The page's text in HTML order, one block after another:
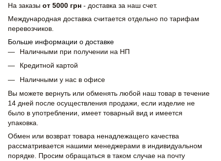
На заказы от 5000 грн - доставка за наш счет.
Международная доставка считается отдельно по тарифам
перевозчиков.
Больше информации о доставке
Наличными при получении на НП
Кредитной картой
Наличными у нас в офисе
Вы можете вернуть или обменять любой наш товар в течение
14 дней после осуществления продажи, если изделие не
было в употреблении, имеет товарный вид и имеется
упаковка.
Обмен или возврат товара ненадлежащего качества
рассматривается нашими менеджерами в индивидуальном
порядке. Просим обращаться в таком случае на почту